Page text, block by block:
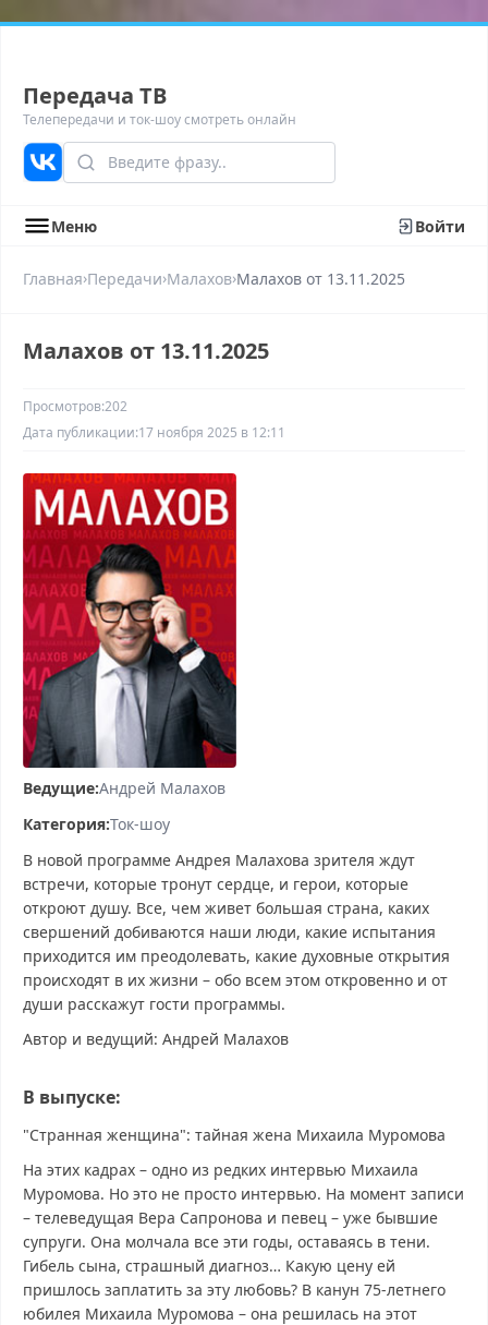
Передача ТВ
Телепередачи и ток-шоу смотреть онлайн
Меню Войти
Главная›Передачи›Малахов›Малахов от 13.11.2025
Малахов от 13.11.2025
Просмотров:202
Дата публикации:17 ноября 2025 в 12:11
Ведущие:Андрей Малахов
Категория:Ток-шоу
В новой программе Андрея Малахова зрителя ждут
встречи, которые тронут сердце, и герои, которые
откроют душу. Все, чем живет большая страна, каких
свершений добиваются наши люди, какие испытания
приходится им преодолевать, какие духовные открытия
происходят в их жизни – обо всем этом откровенно и от
души расскажут гости программы.
Автор и ведущий: Андрей Малахов
В выпуске:
"Странная женщина": тайная жена Михаила Муромова
На этих кадрах – одно из редких интервью Михаила
Муромова. Но это не просто интервью. На момент записи
– телеведущая Вера Сапронова и певец – уже бывшие
супруги. Она молчала все эти годы, оставаясь в тени.
Гибель сына, страшный диагноз… Какую цену ей
пришлось заплатить за эту любовь? В канун 75-летнего
юбилея Михаила Муромова – она решилась на этот